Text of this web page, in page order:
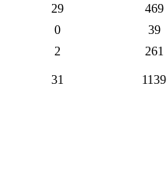
29 469
0 39
2 261
31 1139